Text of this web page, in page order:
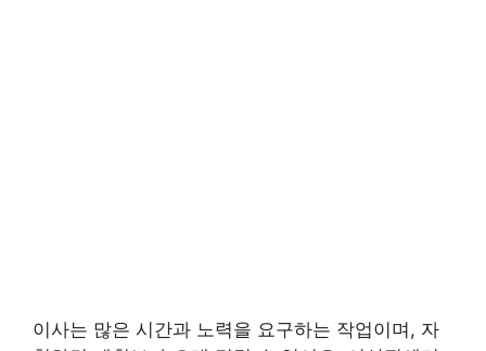
이사는 많은 시간과 노력을 요구하는 작업이며, 자